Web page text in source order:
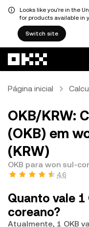
Looks like you're in the
for products available in
Switch site
Página inicial
OKB/KRW:
(OKB) em
(KRW)
OKB para won sul-
4,6
Quanto vale 1
coreano?
Atualmente, 1 OKB